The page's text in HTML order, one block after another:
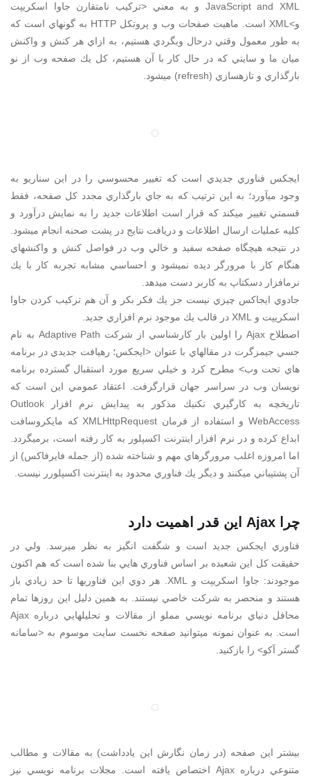
JavaScript and XML و به معني <تركيب نامتقارن جاوا اسكريپت
و>XML است. ماهيت صفحات وب و پروتكل HTTP به گونهاي است كه
به طور معمول وقتي درحال وبگردي هستيم، به ازاي هر كنش و واكنش
ميان ما و سايتي كه در حال كار با آن هستيم، كل يك صفحه وب از نو
بارگذاري و تازهسازي (refresh) ميشود.
ايجكس فناوري جديدي است كه تغيير محسوسي را در اين سناريو به
وجود ميآورد؛ به اين ترتيب كه به جاي بارگذاري مجدد كل صفحه، فقط
قسمتي تغيير ميكند كه قرار است اطلاعات جديد را به نمايش درآورد و
كليه عمليات ارسال اطلاعات و دريافت نتايج در پشت صحنه انجام ميشود.
در نتيجه هيچگاه صفحه سفيد و خالي وب در فواصل كنش و واكنشهاي
هنگام كار با مرورگر ديده نميشود و احساسي مشابه تجربه كار با يك
نرمافزار دسكتاپ به كاربر دست ميدهد.
جادوي ايجاكس چيزي نيست جز يك فكر بكر و آن هم تركيب كردن جاوا
اسكريپت و XML در قالب يك موجود نرم افزاري جديد.
اصطلاح Ajax را اولين بار كارشناسي از شركت Adaptive Path به نام
جسي جيمزگرت در مقالهاي با عنوان <ايجكس؛ رهيافت جديدي در برنامه
هاي تحت وب> مطرح كرد و خيلي سريع مورد استقبال گسترده برنامه
نويسان وب در سراسر جهان قرارگرفت. اعتقاد عمومي اين است كه
تاريخچه به كارگيري تكنيك مذكور به پيدايش نرم افزار Outlook
WebAccess و استفاده از فرمان XMLHttpRequest كه مايكروسافت
ابداع كرده و در نرم افزار اينترنت اكسپلور به كار رفته است، برميگردد.
اما امروزه اغلب مرورگرهاي مهم و شناخته شده (از جمله فايرفاكس) از
آن پشتيباني ميكنند و ديگر يك فناوري محدود به اينترنت اكسپلورر نيست.
چرا Ajax اين قدر اهميت دارد
فناوري ايجكس جديد است و شگفت انگيز به نظر ميرسد. ولي در
حقيقت كل اين شعبده بر اساس فناوري هايي بنا شده است كه هم اكنون
موجودند: جاوا اسكريپت و XML. هر دوي اين فناوريها تا حد زيادي باز
هستند و منحصر به شركت خاصي نيستند. به همين دليل اين روزها تمام
محافل دنياي برنامه نويسي مملو از مقالات و تحليلهايي درباره Ajax
است. به عنوان نمونه ميتوانيد صفحه نخست سايت موسوم به <سامانه
گستر آکو> را بازكنيد.
بيشتر اين صفحه (در زمان نگارش اين يادداشت) به مقالات و مطالب
متنوعي درباره Ajax اختصاص يافته است. مجلات برنامه نويسي نيز